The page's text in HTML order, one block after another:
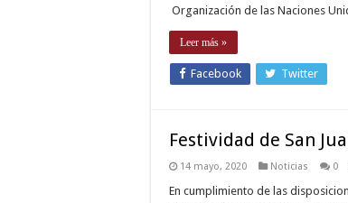
Organización de las Naciones
Leer más »
Facebook Twitter
Festividad de San
14 mayo, 2020 Noticias 0
En cumplimiento de las